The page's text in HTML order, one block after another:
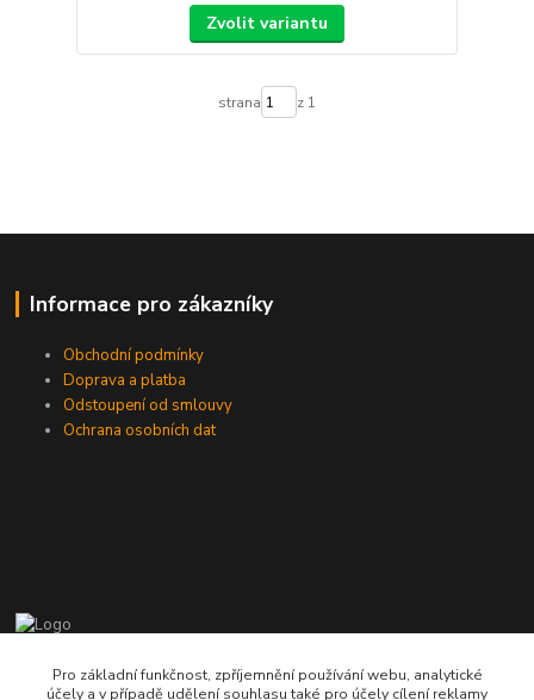
Zvolit variantu
strana z 1
Informace pro zákazníky
Obchodní podmínky
Doprava a platba
Odstoupení od smlouvy
Ochrana osobních dat
775724471, 773177017
10-18hod
Pro základní funkčnost, zpříjemnění používání webu, analytické
účely a v případě udělení souhlasu také pro účely cílení reklamy